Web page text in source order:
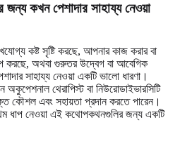
কখন পেশাদার সাহায্য নেওয়া
কষ্ট সৃষ্টি করছে, আপনার কাজ করার বা
করছে, অথবা গুরুতর উদ্বেগ বা আবেগিক
সাহায্য নেওয়া একটি ভালো ধারণা।
থেরাপিস্ট বা নিউরোডাইভারসিটি
কৌশল এবং সহায়তা প্রদান করতে পারেন।
ধাপ নেওয়া এই কথোপকথনগুলির জন্য একটি